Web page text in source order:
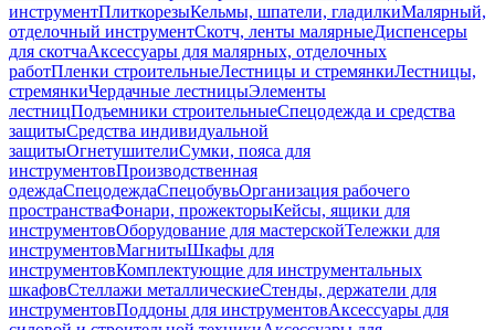
инструментПлиткорезыКельмы, шпатели, гладилкиМалярный,
отделочный инструментСкотч, ленты малярныеДиспенсеры
для скотчаАксессуары для малярных, отделочных
работПленки строительныеЛестницы и стремянкиЛестницы,
стремянкиЧердачные лестницыЭлементы
лестницПодъемники строительныеСпецодежда и средства
защитыСредства индивидуальной
защитыОгнетушителиСумки, пояса для
инструментовПроизводственная
одеждаСпецодеждаСпецобувьОрганизация рабочего
пространстваФонари, прожекторыКейсы, ящики для
инструментовОборудование для мастерскойТележки для
инструментовМагнитыШкафы для
инструментовКомплектующие для инструментальных
шкафовСтеллажи металлическиеСтенды, держатели для
инструментовПоддоны для инструментовАксессуары для